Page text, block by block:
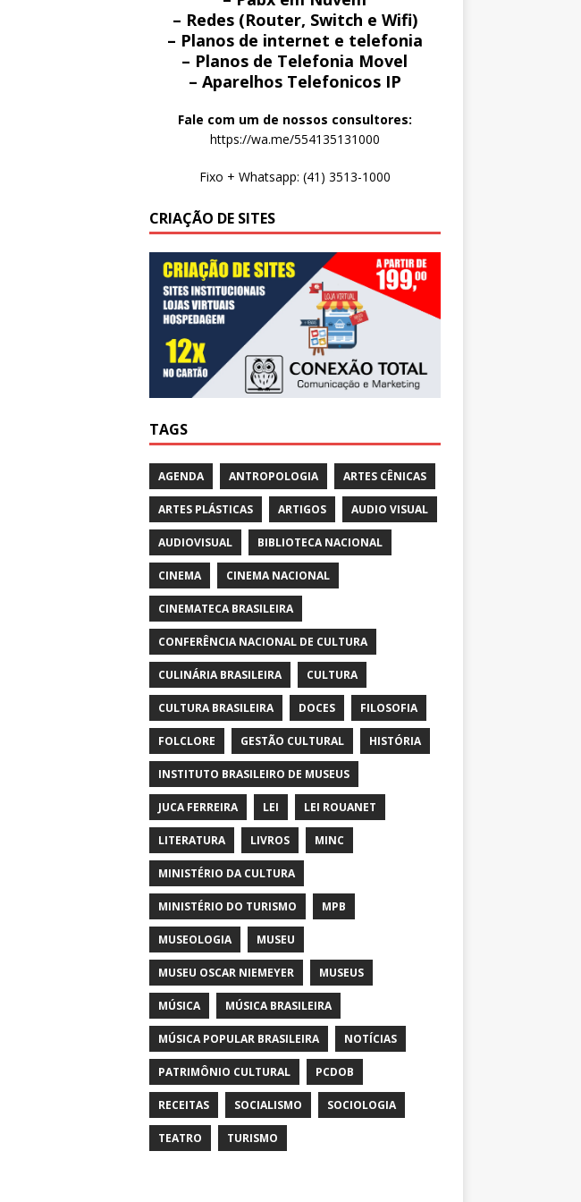
– Redes (Router, Switch e Wifi)
– Planos de internet e telefonia
– Planos de Telefonia Movel
– Aparelhos Telefonicos IP
Fale com um de nossos consultores:
https://wa.me/554135131000
Fixo + Whatsapp: (41) 3513-1000
CRIAÇÃO DE SITES
TAGS
AGENDA ANTROPOLOGIA ARTES CÊNICAS
ARTES PLÁSTICAS ARTIGOS AUDIO VISUAL
AUDIOVISUAL BIBLIOTECA NACIONAL
CINEMA CINEMA NACIONAL
CINEMATECA BRASILEIRA
CONFERÊNCIA NACIONAL DE CULTURA
CULINÁRIA BRASILEIRA CULTURA
CULTURA BRASILEIRA DOCES FILOSOFIA
FOLCLORE GESTÃO CULTURAL HISTÓRIA
INSTITUTO BRASILEIRO DE MUSEUS
JUCA FERREIRA LEI LEI ROUANET
LITERATURA LIVROS MINC
MINISTÉRIO DA CULTURA
MINISTÉRIO DO TURISMO MPB
MUSEOLOGIA MUSEU
MUSEU OSCAR NIEMEYER MUSEUS
MÚSICA MÚSICA BRASILEIRA
MÚSICA POPULAR BRASILEIRA NOTÍCIAS
PATRIMÔNIO CULTURAL PCDOB
RECEITAS SOCIALISMO SOCIOLOGIA
TEATRO TURISMO